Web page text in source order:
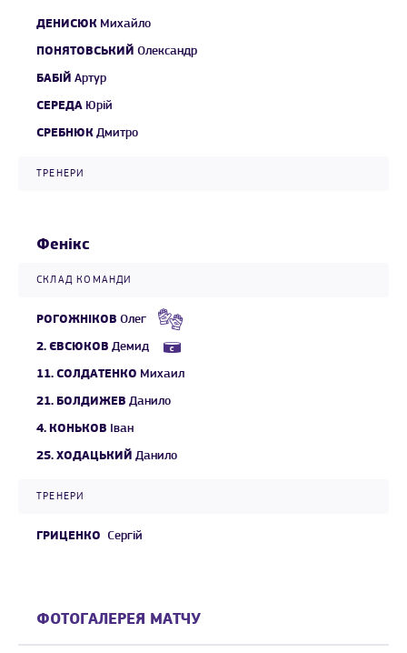
ДЕНИСЮК Михайло
ПОНЯТОВСЬКИЙ Олександр
БАБІЙ Артур
СЕРЕДА Юрій
СРЕБНЮК Дмитро
ТРЕНЕРИ
Фенікс
СКЛАД КОМАНДИ
РОГОЖНІКОВ Олег
2. ЄВСЮКОВ Демид
11. СОЛДАТЕНКО Михаил
21. БОЛДИЖЕВ Данило
4. КОНЬКОВ Іван
25. ХОДАЦЬКИЙ Данило
ТРЕНЕРИ
ГРИЦЕНКО Сергій
ФОТОГАЛЕРЕЯ МАТЧУ